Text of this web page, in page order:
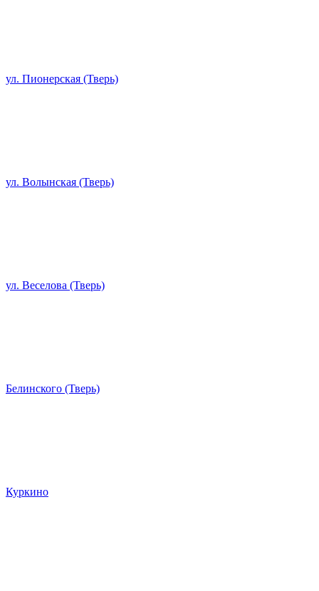
ул. Пионерская (Тверь)
ул. Волынская (Тверь)
ул. Веселова (Тверь)
Белинского (Тверь)
Куркино